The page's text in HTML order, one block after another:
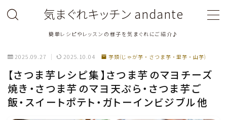
気まぐれキッチン andante
簡単レシピやレッスンの様子を気まぐれにご紹介♪
料理教室関連・レッスン後記
料理関連のお仕事・メディア掲載レシピ
2025.09.27 2025.10.04 芋類(じゃが芋・さつま芋・里芋・山芋)
【さつま芋レシピ集】さつま芋のマヨチーズ
焼き・さつま芋のマヨ天ぷら・さつま芋ご
飯・スイートポテト・ガトーインビジブル他